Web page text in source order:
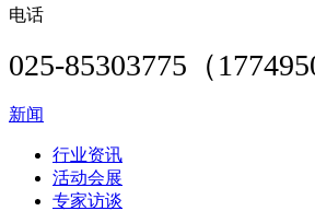
电话
025-85303775（
新闻
行业资讯
活动会展
专家访谈